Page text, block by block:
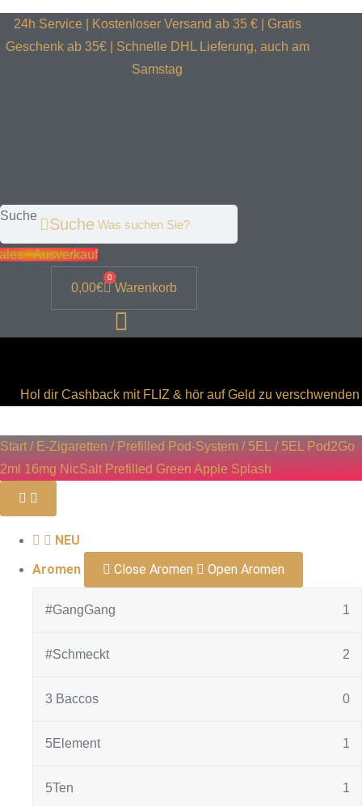
24h Service | Kostenloser Versand ab 35 € | Gratis
Geschenk ab 35€ | Schnelle DHL Lieferung, auch am
Samstag
Suche Suche
· Ausverkauf
0,00€
0
Warenkorb
Hol dir Cashback mit FLIZ & hör auf Geld zu verschwenden
Start/ E-Zigaretten / Prefilled Pod-System / 5EL / 5EL Pod2Go
2ml 16mg NicSalt Prefilled Green Apple Splash
NEU
Aromen
Close Aromen Open Aromen
#GangGang 1
#Schmeckt 2
3 Baccos 0
5Element 1
5Ten 1